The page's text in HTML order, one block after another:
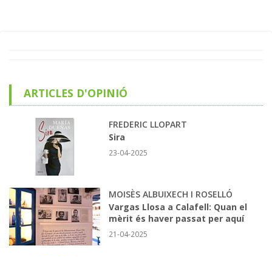
ARTICLES D'OPINIÓ
FREDERIC LLOPART
Sira
23-04-2025
MOISÈS ALBUIXECH I ROSELLÓ
Vargas Llosa a Calafell: Quan el
mèrit és haver passat per aquí
21-04-2025